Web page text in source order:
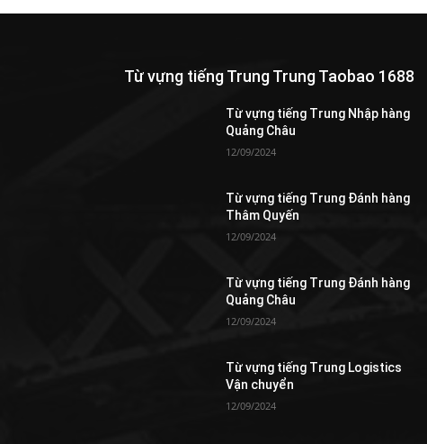
Từ vựng tiếng Trung Trung Taobao 1688
Từ vựng tiếng Trung Nhập hàng
Quảng Châu
12/09/2024
Từ vựng tiếng Trung Đánh hàng
Thâm Quyến
12/09/2024
Từ vựng tiếng Trung Đánh hàng
Quảng Châu
12/09/2024
Từ vựng tiếng Trung Logistics
Vận chuyển
12/09/2024